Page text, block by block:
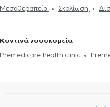
Ορθοπαιδικοί και Ορθοπαιδικοί
Ορθοπαιδικοί και Ορθοπαιδικοί
Ορθοπαιδικοί και Ορθοπαιδικοί
απονευρωσίτιδα
Κύστη Baker
(Πλάσμα πλούσιο σε αιμοπετάλια)
Μεσοθεραπεία
Σκολίωση
Κοντινά νοσοκομεία
Premedicare health clinic